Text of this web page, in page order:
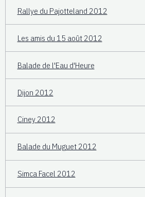
Rallye du Pajotteland 2012
Les amis du 15 août 2012
Balade de l'Eau d'Heure
Dijon 2012
Ciney 2012
Balade du Muguet 2012
Simca Facel 2012